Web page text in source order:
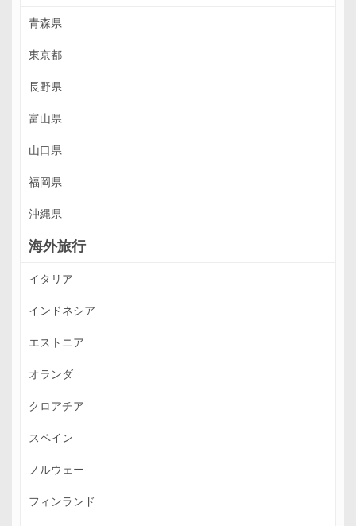
青森県
東京都
長野県
富山県
山口県
福岡県
沖縄県
海外旅行
イタリア
インドネシア
エストニア
オランダ
クロアチア
スペイン
ノルウェー
フィンランド